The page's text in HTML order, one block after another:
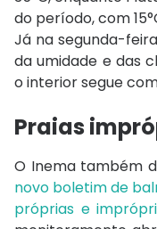
do período, com
Já na segunda-
da umidade e das
o interior segue
Praias
O Inema também
novo boletim de
próprias e